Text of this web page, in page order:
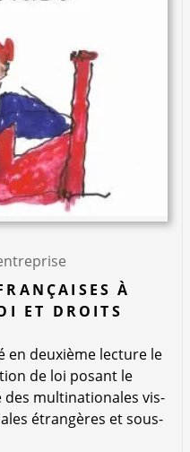
À
ET DROITS
en deuxième lecture le
de loi posant le
multinationales vis-
étrangères et sous-